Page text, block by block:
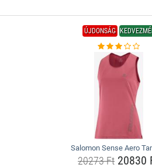
ÚJDONSÁG
Salomon Sense Aero
20273 Ft 20830